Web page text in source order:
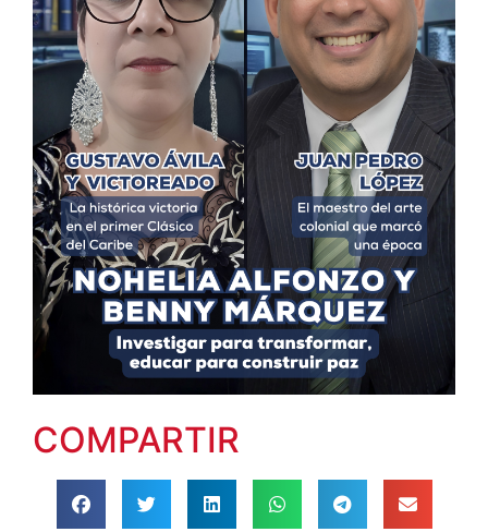
COMPARTIR